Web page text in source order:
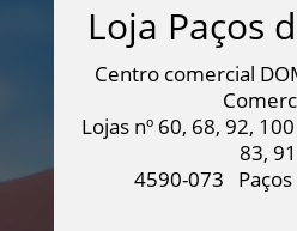
Loja Paços
Centro comercial
Lojas nº 60, 68, 92,
83, 91
4590-073